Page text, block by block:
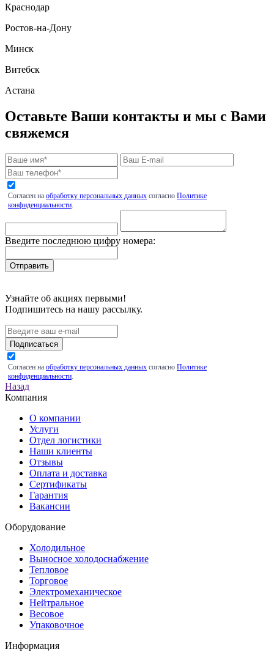
Краснодар
Ростов-на-Дону
Минск
Витебск
Астана
Оставьте Ваши контакты и мы с Вами
свяжемся
Согласен на обработку персональных данных согласно Политике
конфиденциальности.
Введите последнюю цифру номера:
Узнайте об акциях первыми!
Подпишитесь на нашу рассылку.
Подписаться
Согласен на обработку персональных данных согласно Политике
конфиденциальности.
Назад
Компания
О компании
Услуги
Отдел логистики
Наши клиенты
Отзывы
Оплата и доставка
Сертификаты
Гарантия
Вакансии
Оборудование
Холодильное
Выносное холодоснабжение
Тепловое
Торговое
Электромеханическое
Нейтральное
Весовое
Упаковочное
Информация